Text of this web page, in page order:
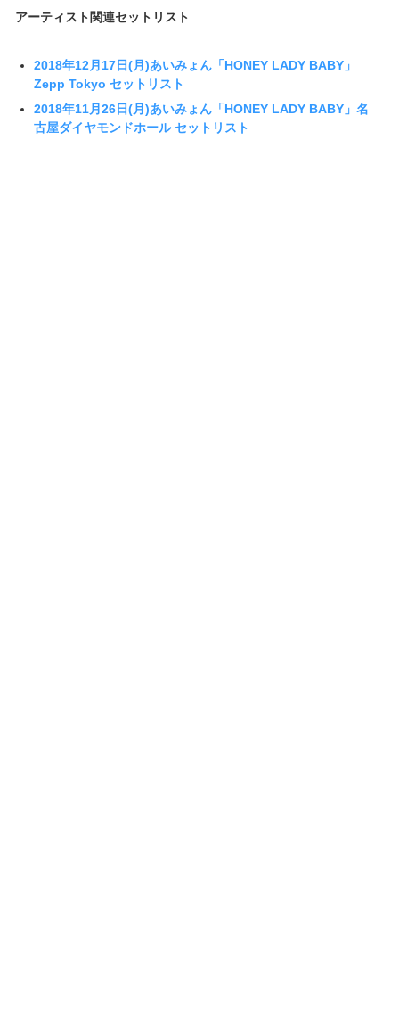
アーティスト関連セットリスト
2018年12月17日(月)あいみょん「HONEY LADY BABY」
Zepp Tokyo セットリスト
2018年11月26日(月)あいみょん「HONEY LADY BABY」名
古屋ダイヤモンドホール セットリスト